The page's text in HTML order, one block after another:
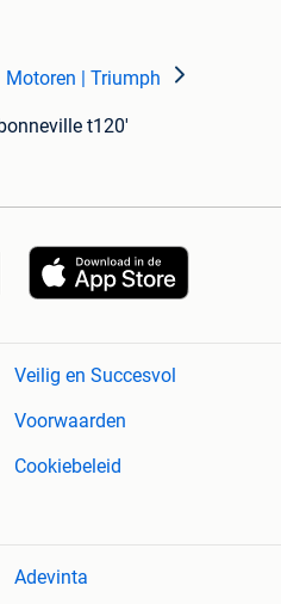
Motoren | Triumph
t120'
Veilig en Succesvol
Voorwaarden
Cookiebeleid
Adevinta